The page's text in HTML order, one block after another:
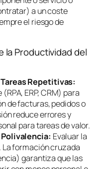
a un coste
el riesgo de
la Productividad del
Repetitivas:
(RPA, ERP, CRM) para
de facturas, pedidos o
reduce errores y
para tareas de valor.
Evaluar la
formación cruzada
garantiza que las